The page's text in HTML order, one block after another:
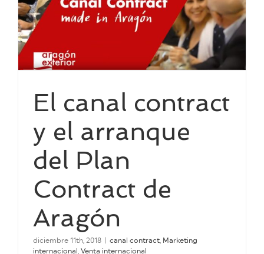
El canal contract
y el arranque
del Plan
Contract de
Aragón
diciembre 11th, 2018 canal contract Marketing
internacional
Venta internacional